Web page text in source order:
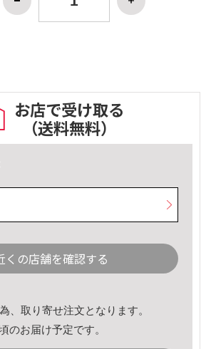
お店で受け取る
（送料無料）
くの店舗を確認する
、取り寄せ注文となります。
のお届け予定です。